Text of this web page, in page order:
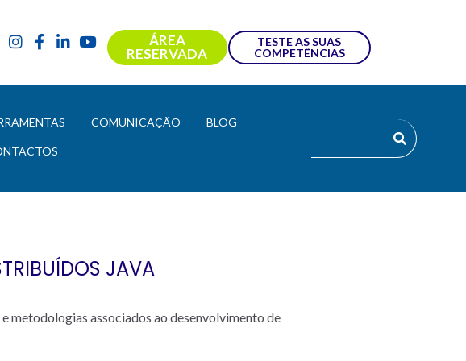
ÁREA
RESERVADA
TESTE AS SUAS
COMPETÊNCIAS
COMUNICAÇÃO BLOG
JAVA
metodologias associados ao desenvolvimento de